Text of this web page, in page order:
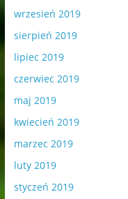
wrzesień 2019
sierpień 2019
lipiec 2019
czerwiec 2019
maj 2019
kwiecień 2019
marzec 2019
luty 2019
styczeń 2019